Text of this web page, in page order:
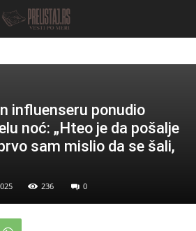
influenseru ponudio
noć: „Hteo je da pošalje
sam mislio da se šali,
236 0